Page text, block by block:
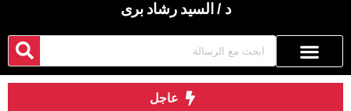
د / السيد رشاد برى
عاجل